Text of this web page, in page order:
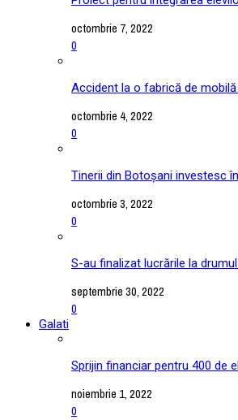
octombrie 7, 2022
0
Accident la o fabrică de
octombrie 4, 2022
0
Tinerii din Botoșani investesc
octombrie 3, 2022
0
S-au finalizat lucrările la drumul
septembrie 30, 2022
0
Galati
Sprijin financiar pentru 400 de
noiembrie 1, 2022
0